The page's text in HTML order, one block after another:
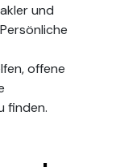
und
offene
finden.